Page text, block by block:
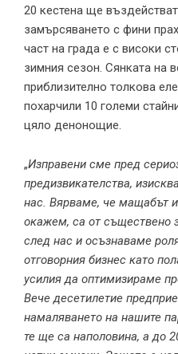
20 кестена ще
замърсяването с фини
част на града е с високи
зимния сезон. Сянката на
приблизително толкова
похарчили 10 големи
цяло денонощие.
„Изправени сме пред
предизвикателства,
нас. Вярваме, че мащабът
окажем, са от съществено
след нас и осъзнаваме
отговорния бизнес като
усилия да оптимизираме
Вече десетилетие
намаляването на нашите
те ще са наполовина, а до